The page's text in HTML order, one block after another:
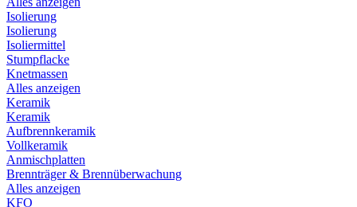
Isolierung
Isolierung
Isoliermittel
Stumpflacke
Knetmassen
Alles anzeigen
Keramik
Keramik
Aufbrennkeramik
Vollkeramik
Anmischplatten
Brennträger & Brennüberwachung
Alles anzeigen
KFO